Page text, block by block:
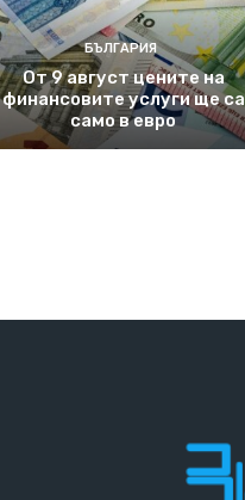
БЪЛГАРИЯ
От 9 август цените на
финансовите услуги ще са
само в евро